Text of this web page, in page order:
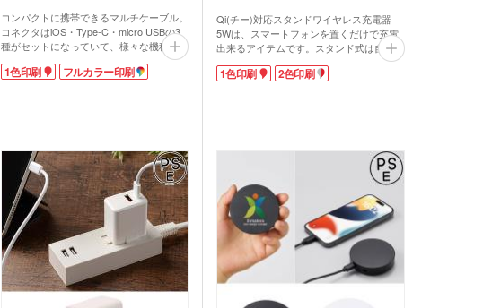
コンパクトに携帯できるマルチケーブル。
コネクタはiOS・Type-C・micro USBの3
種がセットになっていて、様々な機種を充
電できます。コードの長さは4段階で最大
約90cmまで引き延ばし可能。ラクチンな
役立ちます。
イラストや写真なども印刷できるのでオリ
ジナルグッズ制作におすすめです。
1色印刷 フルカラー印刷
Qi(チー)対応スタンドワイヤレス充電器
5Wは、スマートフォンを置くだけで充電
出来るアイテムです。スタンド式は自然と
画面が見やすい角度になるので、電話やメ
ールなどの連絡もキャッチしやすく便利で
がら画面の操作ができるので、ウェブ会議
色、2色印刷が可能。社名やロゴを入れ
て、周年記念品や企業ノベルティグッズに
選ばれます。
1色印刷 2色印刷